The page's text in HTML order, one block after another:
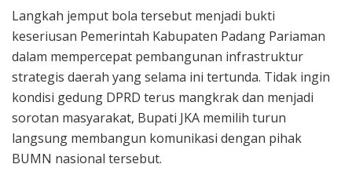
Langkah jemput bola tersebut menjadi bukti
keseriusan Pemerintah Kabupaten Padang Pariaman
dalam mempercepat pembangunan infrastruktur
strategis daerah yang selama ini tertunda. Tidak ingin
kondisi gedung DPRD terus mangkrak dan menjadi
sorotan masyarakat, Bupati JKA memilih turun
langsung membangun komunikasi dengan pihak
BUMN nasional tersebut.